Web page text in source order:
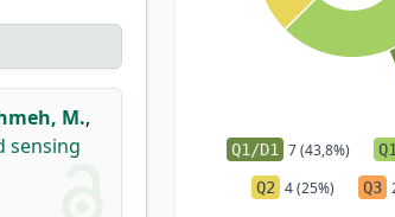
M.,
sensing
Q1/D1 7 (43,8%) Q1
Q2 4 (25%) Q3